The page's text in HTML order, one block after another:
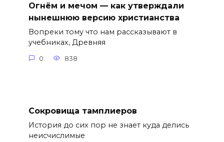
Огнём и мечом — как утверждали
нынешнюю версию христианства
Вопреки тому что нам рассказывают в
учебниках, Древняя
0 838
Сокровища тамплиеров
История до сих пор не знает куда делись
неисчислимые